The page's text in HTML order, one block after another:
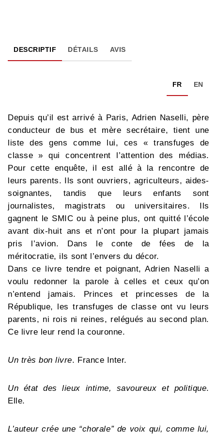
DESCRIPTIF DÉTAILS AVIS
FR EN
Depuis qu’il est arrivé à Paris, Adrien Naselli, père
conducteur de bus et mère secrétaire, tient une
liste des gens comme lui, ces « transfuges de
classe » qui concentrent l’attention des médias.
Pour cette enquête, il est allé à la rencontre de
leurs parents. Ils sont ouvriers, agriculteurs, aides-
soignantes, tandis que leurs enfants sont
journalistes, magistrats ou universitaires. Ils
gagnent le SMIC ou à peine plus, ont quitté l’école
avant dix-huit ans et n’ont pour la plupart jamais
pris l’avion. Dans le conte de fées de la
méritocratie, ils sont l’envers du décor.
Dans ce livre tendre et poignant, Adrien Naselli a
voulu redonner la parole à celles et ceux qu’on
n’entend jamais. Princes et princesses de la
République, les transfuges de classe ont vu leurs
parents, ni rois ni reines, relégués au second plan.
Ce livre leur rend la couronne.
Un très bon livre. France Inter.
Un état des lieux intime, savoureux et politique.
Elle.
L’auteur crée une “chorale” de voix qui, comme lui,